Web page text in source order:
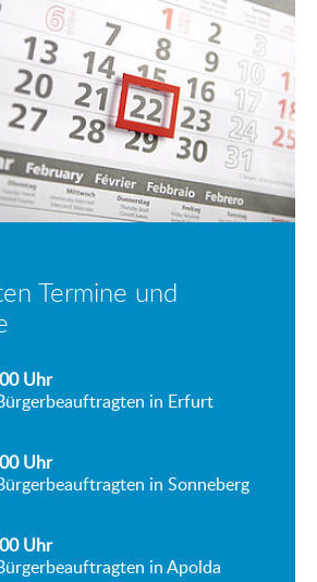
Termine und
Uhr
in Erfurt
Uhr
in Sonneberg
Uhr
in Apolda